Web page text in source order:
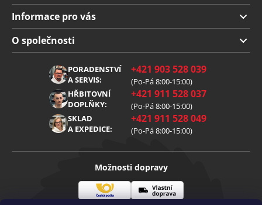
Informace pro vás
Doprava a platba
Obchodní podmínky
Reklamace
Zpracování osobních údajů
O společnosti
PORADENSTVÍ
A SERVIS:
+421 903 528 039
(Po-Pá 8:00-15:00)
HŘBITOVNÍ
DOPLŇKY:
+421 911 528 037
(Po-Pá 8:00-15:00)
SKLAD
A EXPEDICE:
+421 911 528 049
(Po-Pá 8:00-15:00)
Možnosti dopravy